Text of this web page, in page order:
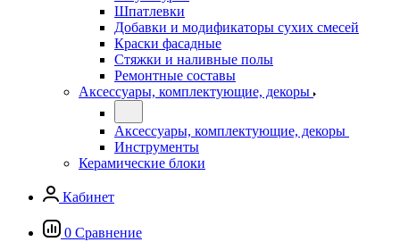
Шпатлевки
Добавки и модификаторы сухих смесей
Краски фасадные
Стяжки и наливные полы
Ремонтные составы
Аксессуары, комплектующие, декоры
Аксессуары, комплектующие, декоры
Инструменты
Керамические блоки
Кабинет
0 Сравнение